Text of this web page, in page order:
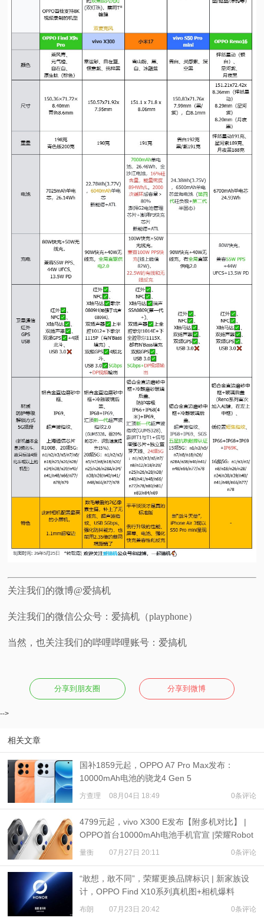
关注我们的微博@爱搞机
关注我们的微信公众号：爱搞机（playphone）
当然，也关注我们的哔哩哔哩账号：爱搞机
分享到朋友圈 分享到微博
-->
相关文章
国补1859元起，OPPO A7 Pro Max发布：
10000mAh电池的骁龙4 Gen 5
方查理 08月04日 18:49 0条评论
4799元起，vivo X300 E发布【附多机对比】 |
OPPO首台10000mAh电池手机官宣 |荣耀Robot
Phone定档
量衡 07月27日 20:11 0条评论
“敢想，敢不同”，荣耀更换品牌标识 | 新家族设
计，OPPO Find X10系列真机图+相机爆料
布朗 07月23日 20:42 0条评论